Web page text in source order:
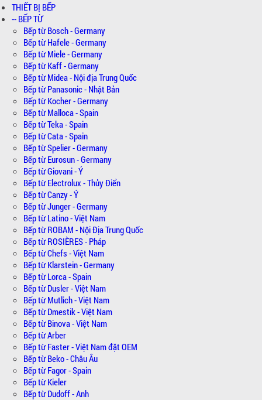
THIẾT BỊ BẾP
-- BẾP TỪ
Bếp từ Bosch - Germany
Bếp từ Hafele - Germany
Bếp từ Miele - Germany
Bếp từ Kaff - Germany
Bếp từ Midea - Nội địa Trung Quốc
Bếp từ Panasonic - Nhật Bản
Bếp từ Kocher - Germany
Bếp từ Malloca - Spain
Bếp từ Teka - Spain
Bếp từ Cata - Spain
Bếp từ Spelier - Germany
Bếp từ Eurosun - Germany
Bếp từ Giovani - Ý
Bếp từ Electrolux - Thủy Điển
Bếp từ Canzy - Ý
Bếp từ Junger - Germany
Bếp từ Latino - Việt Nam
Bếp từ ROBAM - Nội Địa Trung Quốc
Bếp từ ROSIÈRES - Pháp
Bếp từ Chefs - Việt Nam
Bếp từ Klarstein - Germany
Bếp từ Lorca - Spain
Bếp từ Dusler - Việt Nam
Bếp từ Mutlich - Việt Nam
Bếp từ Dmestik - Việt Nam
Bếp từ Binova - Việt Nam
Bếp từ Arber
Bếp từ Faster - Việt Nam đặt OEM
Bếp từ Beko - Châu Âu
Bếp từ Fagor - Spain
Bếp từ Kieler
Bếp từ Dudoff - Anh